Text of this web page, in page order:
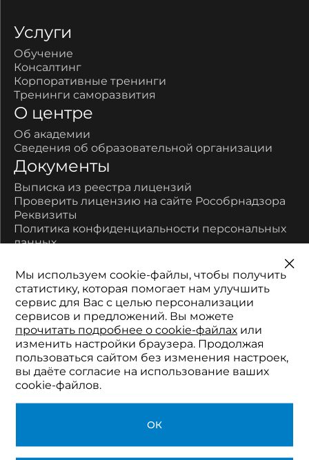
Услуги
Обучение
Консалтинг
Корпоративные тренинги
Тренинги саморазвития
О центре
Об академии
Сведения об образовательной организации
Документы
Выписка из реестра лицензий
Проверить лицензию на сайте Рособрнадзора
Реквизиты
Политика конфиденциальности персональных
данных
450077, Республика Башкортостан, город Уфа,
улица Цюрупы, дом 17
Многоканальный:
8-800-700-11-52
Телефон:
+7 (347) 201-01-90
Электронная почта:
2511152@mail.ru
© 2026 Академия профессионального
Мы используем cookie-файлы, чтобы получить
статистику, которая помогает нам улучшить
сервис для Вас с целью персонализации
сервисов и предложений. Вы можете
прочитать подробнее о cookie-файлах или
изменить настройки браузера. Продолжая
пользоваться сайтом без изменения настроек,
вы даёте согласие на использование ваших
cookie-файлов.
ОК